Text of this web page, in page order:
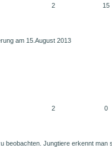
2
15
am 15.August 2013
2
0
beobachten. Jungtiere erkennt man